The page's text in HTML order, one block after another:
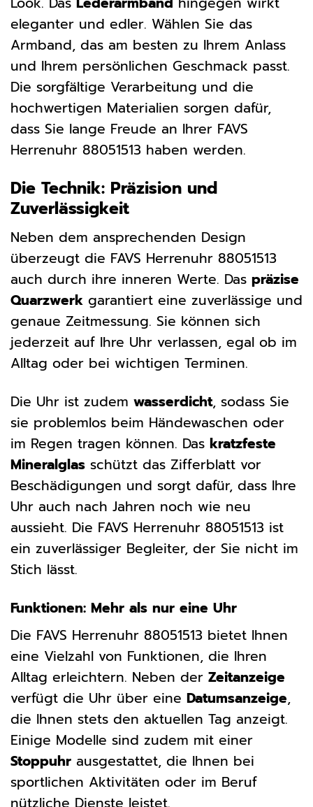
eleganter und edler. Wählen Sie das
Armband, das am besten zu Ihrem Anlass
und Ihrem persönlichen Geschmack passt.
Die sorgfältige Verarbeitung und die
hochwertigen Materialien sorgen dafür,
dass Sie lange Freude an Ihrer FAVS
Herrenuhr 88051513 haben werden.
Die Technik: Präzision und
Zuverlässigkeit
Neben dem ansprechenden Design
überzeugt die FAVS Herrenuhr 88051513
auch durch ihre inneren Werte. Das präzise
Quarzwerk garantiert eine zuverlässige und
genaue Zeitmessung. Sie können sich
jederzeit auf Ihre Uhr verlassen, egal ob im
Alltag oder bei wichtigen Terminen.
Die Uhr ist zudem wasserdicht, sodass Sie
sie problemlos beim Händewaschen oder
im Regen tragen können. Das kratzfeste
Mineralglas schützt das Zifferblatt vor
Beschädigungen und sorgt dafür, dass Ihre
Uhr auch nach Jahren noch wie neu
aussieht. Die FAVS Herrenuhr 88051513 ist
ein zuverlässiger Begleiter, der Sie nicht im
Stich lässt.
Funktionen: Mehr als nur eine Uhr
Die FAVS Herrenuhr 88051513 bietet Ihnen
eine Vielzahl von Funktionen, die Ihren
Alltag erleichtern. Neben der Zeitanzeige
verfügt die Uhr über eine Datumsanzeige,
die Ihnen stets den aktuellen Tag anzeigt.
Einige Modelle sind zudem mit einer
Stoppuhr ausgestattet, die Ihnen bei
sportlichen Aktivitäten oder im Beruf